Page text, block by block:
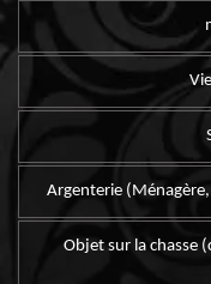
Argenterie
Objet sur la chasse